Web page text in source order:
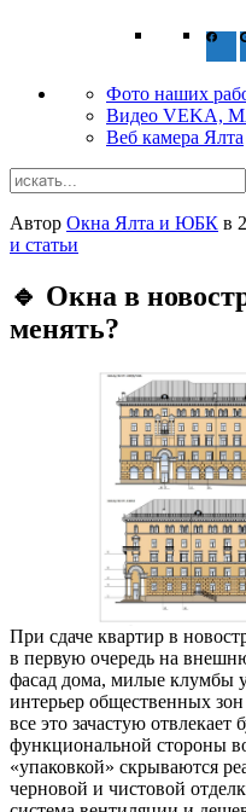
Фото наших
Видео VEKA,
Веб камера Ялта
Автор Окна Ялта и ЮБК в
и статьи
🔹 Окна в
менять?
При сдаче квартир в
в первую очередь на
фасад дома, милые клумбы
интерьер общественных
все это зачастую
функциональной стороны
«упаковкой» скрываются
черновой и чистовой